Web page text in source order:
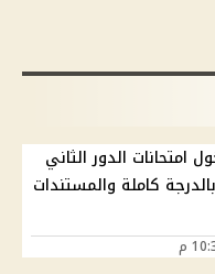
امتحانات الدور الثاني
بالدرجة كاملة والمستندات